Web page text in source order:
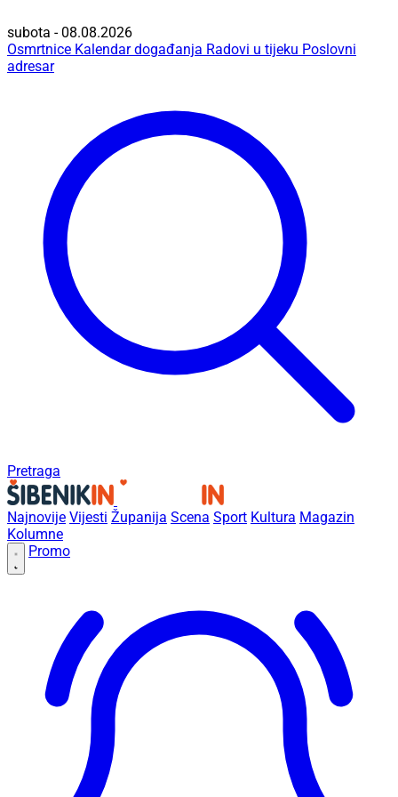
subota - 08.08.2026
Osmrtnice Kalendar događanja Radovi u tijeku Poslovni
adresar
Pretraga
Najnovije Vijesti Županija Scena Sport Kultura Magazin
Kolumne
Promo